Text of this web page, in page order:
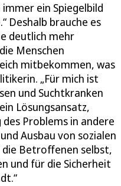
ein Spiegelbild
Deshalb brauche es
deutlich mehr
Menschen
mitbekommen, was
„Für mich ist
und Suchtkranken
Lösungsansatz,
Problems in andere
Ausbau von sozialen
Betroffenen selbst,
und für die Sicherheit